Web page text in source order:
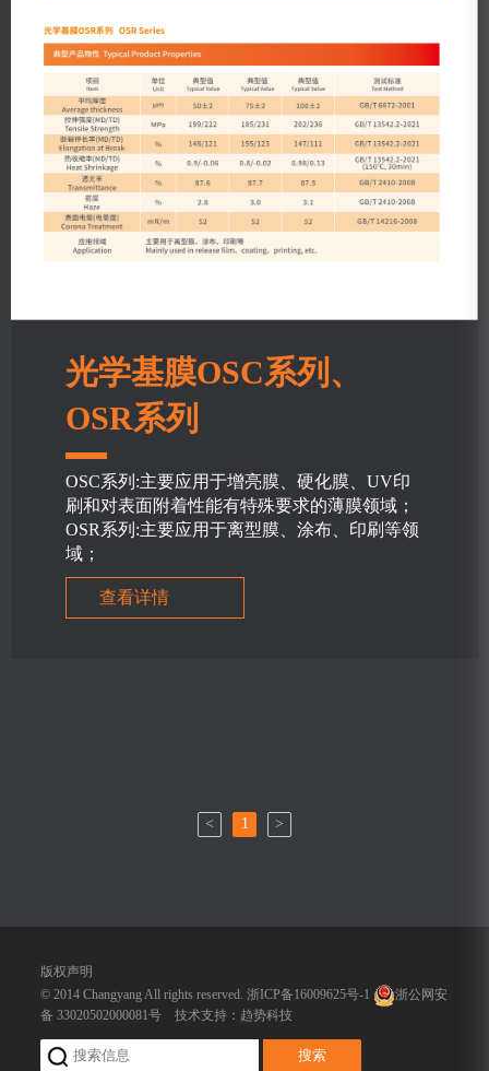
光学基膜OSC系列、
OSR系列
OSC系列:主要应用于增亮膜、硬化膜、UV印
刷和对表面附着性能有特殊要求的薄膜领域；
OSR系列:主要应用于离型膜、涂布、印刷等领
域；
查看详情
< 1 >
版权声明
© 2014 Changyang All rights reserved. 浙ICP备16009625号-1
浙公网安
备 33020502000081号 技术支持： 趋势科技
搜索